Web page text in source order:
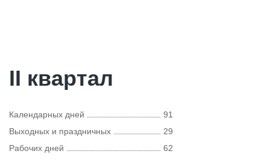
II квартал
Календарных дней
91
Выходных и праздничных
29
Рабочих дней
62